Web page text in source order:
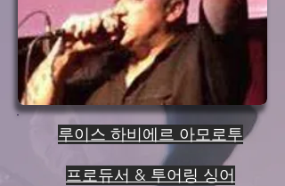
루이스 하비에르 아모로투
프로듀서 & 투어링 싱어